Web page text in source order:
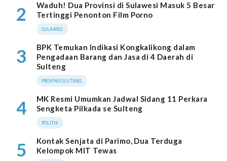
2
Waduh! Dua Provinsi di Sulawesi Masuk 5 Besar
Tertinggi Penonton Film Porno
SULAWESI
3
BPK Temukan Indikasi Kongkalikong dalam
Pengadaan Barang dan Jasa di 4 Daerah di
Sulteng
PROVINSI SULTENG
4
MK Resmi Umumkan Jadwal Sidang 11 Perkara
Sengketa Pilkada se Sulteng
POLITIK
5
Kontak Senjata di Parimo, Dua Terduga
Kelompok MIT Tewas